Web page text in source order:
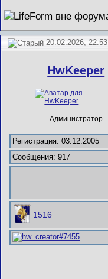
20.02.2026, 22:53
HwKeeper
Администратор
Регистрация: 03.12.2005
Сообщения: 917
1516